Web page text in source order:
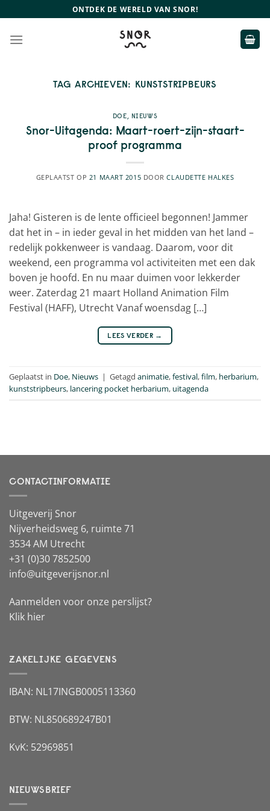
naar
inhoud
ONTDEK DE WERELD VAN SNOR!
TAG ARCHIEVEN: KUNSTSTRIPBEURS
DOE, NIEUWS
Snor-Uitagenda: Maart-roert-zijn-staart-
proof programma
GEPLAATST OP 21 MAART 2015 DOORCLAUDETTE HALKES
Jaha! Gisteren is de lente officieel begonnen! Jammer
dat het in – in ieder geval in het midden van het land –
redelijk pokkenweer is vandaag. Daarom, voor dit
weekend, een programma vol activiteiten met een dak
boven je hoofd. En nu maar duimen voor lekkerder
weer. Zaterdag 21 maart Holland Animation Film
Festival (HAFF), Utrecht Vanaf woensdag […]
LEES VERDER →
Geplaatst in Doe, Nieuws | Getagd animatie,festival,film, herbarium,
kunststripbeurs, lancering pocket herbarium, uitagenda
CONTACTINFORMATIE
Uitgeverij Snor
Nijverheidsweg 6, ruimte 71
3534 AM Utrecht
+31 (0)30 7852500
info@uitgeverijsnor.nl
Aanmelden voor onze perslijst?
Klik hier
ZAKELIJKE GEGEVENS
IBAN: NL17INGB0005113360
BTW: NL850689247B01
KvK: 52969851
NIEUWSBRIEF